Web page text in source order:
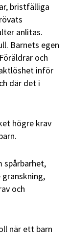
bristfälliga
anlitas.
Barnets egen
och
inför
där det i
högre krav
spårbarhet,
och
när ett barn